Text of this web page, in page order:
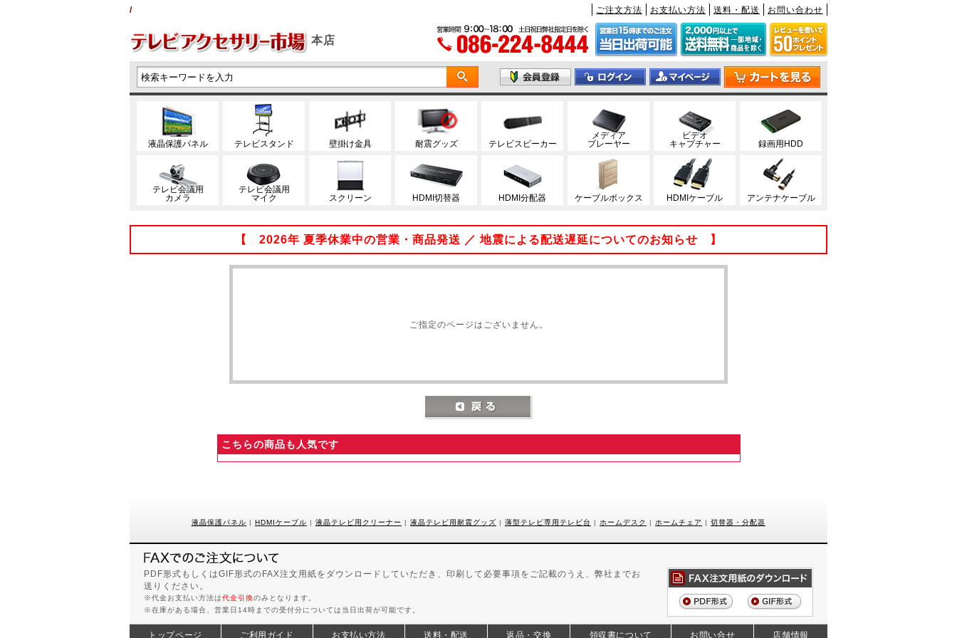
/ ご注文方法 お支払い方法 送料・配送 お問い合わせ
本店
液晶保護パネル テレビスタンド 壁掛け金具 耐震グッズ テレビスピーカー
メディア
プレーヤー
ビデオ
キャプチャー
録画用HDD
テレビ会議用
カメラ
テレビ会議用
マイク
スクリーン HDMI切替器 HDMI分配器 ケーブルボックス HDMIケーブル アンテナケーブル
【 2026年 夏季休業中の営業・商品発送 ／ 地震による配送遅延についてのお知らせ 】
ご指定のページはございません。
こちらの商品も人気です
液晶保護パネル | HDMIケーブル | 液晶テレビ用クリーナー | 液晶テレビ用耐震グッズ | 薄型テレビ専用テレビ台 | ホームデスク | ホームチェア | 切替器・分配器
PDF形式もしくはGIF形式のFAX注文用紙をダウンロードしていただき、印刷して必要事項をご記載のうえ、弊社までお
送りください。
※代金お支払い方法は代金引換のみとなります。
※在庫がある場合、営業日14時までの受付分については当日出荷が可能です。
トップページ ご利用ガイド お支払い方法 送料・配送 返品・交換 領収書について お問い合せ 店舗情報